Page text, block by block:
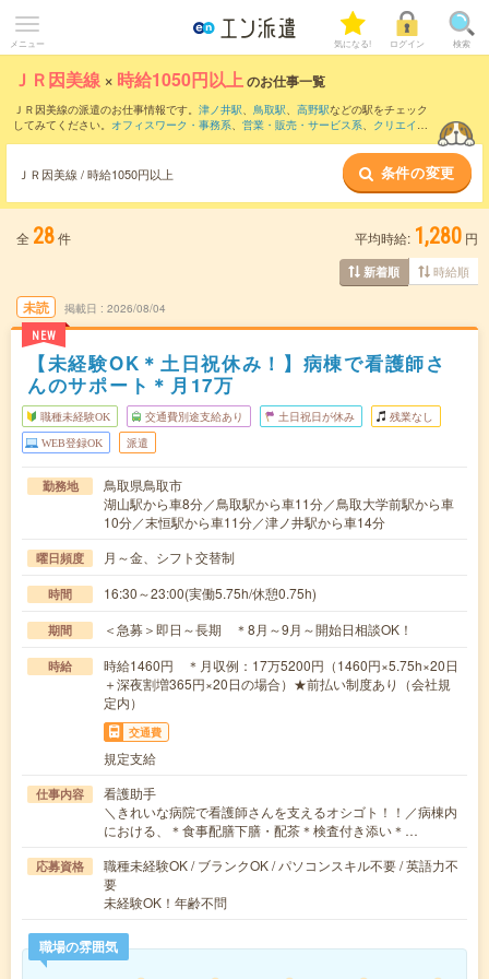
メニュー 気になる! ログイン 検索
ＪＲ因美線 × 時給1050円以上のお仕事一覧
ＪＲ因美線の派遣のお仕事情報です。 津ノ井駅、 鳥取駅、 高野駅などの駅をチェック
してみてください。 オフィスワーク・事務系、 営業・販売・サービス系、 クリエイテ
ＪＲ因美線 / 時給1050円以上 条件の変更
全 28件 平均時給: 1,280 円
新着順 時給順
未読
NEW
掲載日 2026/08/04
【未経験OK＊土日祝休み！】病棟で看護師さ
んのサポート＊月17万
職種未経験OK 交通費別途支給あり 土日祝日が休み 残業なし
WEB登録OK 派遣
勤務地
鳥取県鳥取市
湖山駅から車8分／鳥取駅から車11分／鳥取大学前駅から車
10分／末恒駅から車11分／津ノ井駅から車14分
曜日頻度 月～金、シフト交替制
時間 16:30～23:00(実働5.75h/休憩0.75h)
期間 ＜急募＞即日～長期 ＊8月～9月～開始日相談OK！
時給
時給1460円 ＊月収例：17万5200円（1460円×5.75h×20日
＋深夜割増365円×20日の場合）★前払い制度あり（会社規
定内）
交通費
規定支給
仕事内容
看護助手
＼きれいな病院で看護師さんを支えるオシゴト！！／病棟内
における、＊食事配膳下膳・配茶＊検査付き添い＊…
応募資格
職種未経験OK / ブランクOK / パソコンスキル不要 / 英語力不
要
未経験OK！年齢不問
職場の雰囲気